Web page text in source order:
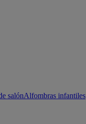
salónAlfombras infantiles